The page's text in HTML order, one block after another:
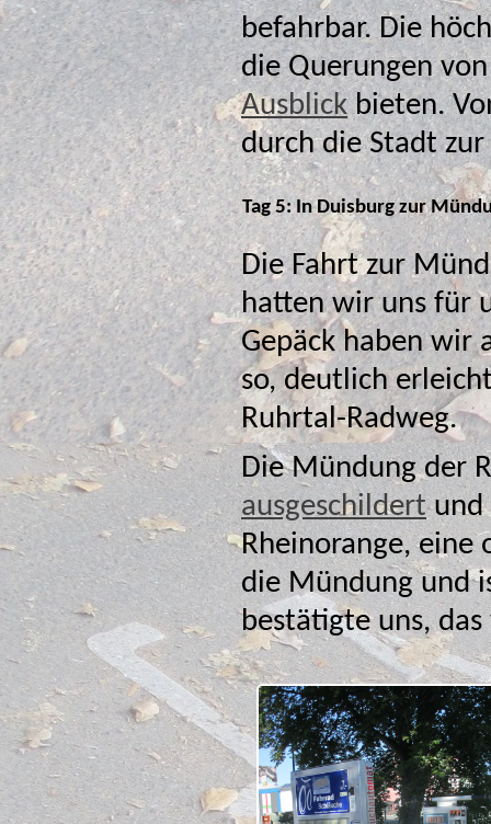
befahrbar. Die höchsten Punkte in diesem Abschnitt sind
die Querungen
Ausblickbieten. Vom Duisburger Hafen aus fuhren wir quer
Tag 5: In Duisburg zur
Die Fahrt zur
hatten wir uns für unseren Abreisetag
Gepäck haben wir
so, deutlich
Ruhrtal-Radweg.
Die Mündung der
ausgeschildertund dadurch nicht zu verfehlen. Die
Rheinorange, eine
bestätigte uns,